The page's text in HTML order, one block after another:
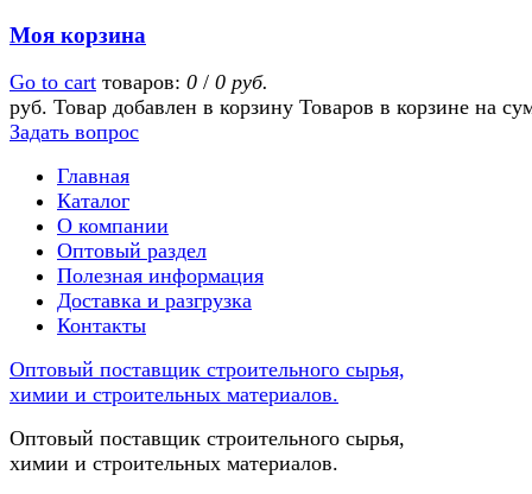
Моя корзина
Go to cart товаров: 0 / 0 руб.
руб. Товар добавлен в корзину Товаров в корзине на
Задать вопрос
Главная
Каталог
О компании
Оптовый раздел
Полезная информация
Доставка и разгрузка
Контакты
Оптовый поставщик строительного сырья,
химии и строительных материалов.
Оптовый поставщик строительного сырья,
химии и строительных материалов.